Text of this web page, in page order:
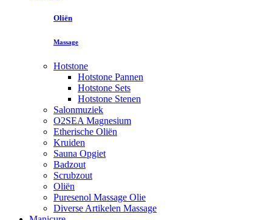
Oliën
Massage
Hotstone
Hotstone Pannen
Hotstone Sets
Hotstone Stenen
Salonmuziek
O2SEA Magnesium
Etherische Oliën
Kruiden
Sauna Opgiet
Badzout
Scrubzout
Oliën
Puresenol Massage Olie
Diverse Artikelen Massage